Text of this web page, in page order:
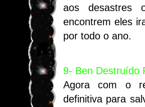
aos desastres
encontrem eles
por todo o ano.
9- Ben Destruído
Agora com o
definitiva para